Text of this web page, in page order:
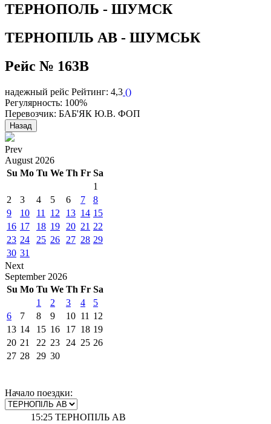
ТЕРНОПОЛЬ - ШУМСК
ТЕРНОПІЛЬ АВ - ШУМСЬК
Рейс № 163В
надежный рейс Рейтинг: 4,3 ()
Регулярность: 100%
Перевозчик: БАБ'ЯК Ю.В. ФОП
Назад
Prev
August 2026
Su Mo Tu We Th Fr Sa
1
2
3 4 5 6 7
8
9
10 11 12 13 14 15
16 17 18 19 20 21 22
23 24 25 26 27 28 29
30 31
Next
September 2026
Su Mo Tu We Th Fr Sa
1
2 3 4
5
6
7 8 9 10 11 12
13 14 15 16 17 18 19
20 21 22 23 24 25 26
27 28 29 30
Начало поездки:
15:25 ТЕРНОПІЛЬ АВ